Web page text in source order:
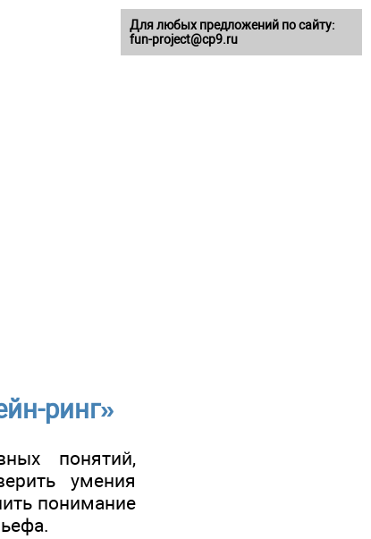
ринг»
понятий,
умения
понимание
Для любых предложений по сайту:
fun-project@cp9.ru